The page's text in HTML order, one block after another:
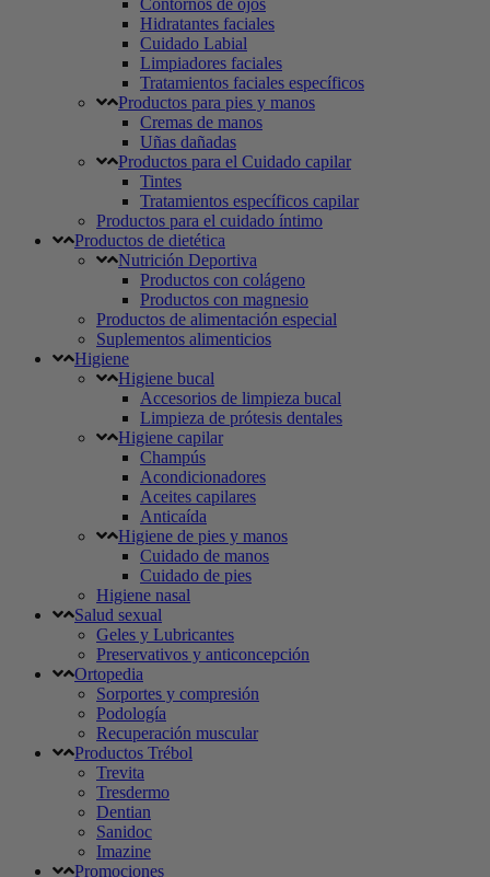
Contornos de ojos
Hidratantes faciales
Cuidado Labial
Limpiadores faciales
Tratamientos faciales específicos
Productos para pies y manos
Cremas de manos
Uñas dañadas
Productos para el Cuidado capilar
Tintes
Tratamientos específicos capilar
Productos para el cuidado íntimo
Productos de dietética
Nutrición Deportiva
Productos con colágeno
Productos con magnesio
Productos de alimentación especial
Suplementos alimenticios
Higiene
Higiene bucal
Accesorios de limpieza bucal
Limpieza de prótesis dentales
Higiene capilar
Champús
Acondicionadores
Aceites capilares
Anticaída
Higiene de pies y manos
Cuidado de manos
Cuidado de pies
Higiene nasal
Salud sexual
Geles y Lubricantes
Preservativos y anticoncepción
Ortopedia
Sorportes y compresión
Podología
Recuperación muscular
Productos Trébol
Trevita
Tresdermo
Dentian
Sanidoc
Imazine
Promociones